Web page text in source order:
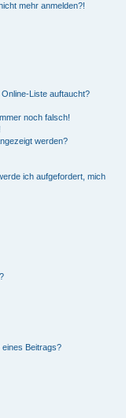
mehr anmelden?!
Liste auftaucht?
noch falsch!
werden?
ich aufgefordert, mich
eines Beitrags?